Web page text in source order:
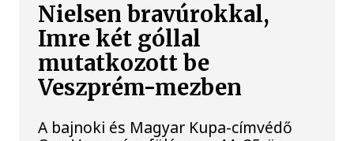
Nielsen bravúrokkal,
Imre két góllal
mutatkozott be
Veszprém-mezben
A bajnoki és Magyar Kupa-címvédő